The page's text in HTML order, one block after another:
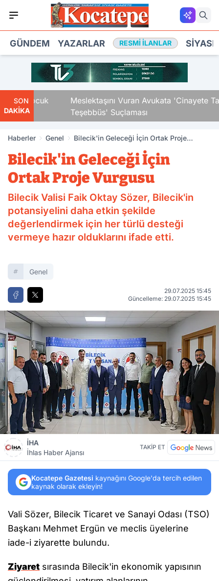
GÜNDEM YAZARLAR RESMI İLANLAR
SON
DAKİKA
Çocuk
Meslektaşını Vuran Avukata 'Cinayete Tam
Teşebbüs' Suçlaması
Haberler Genel
Bilecik'in Geleceği İçin Ortak Proje
Bilecik'in Geleceği İçin
Ortak Proje Vurgusu
Bilecik Valisi Faik Oktay Sözer, Bilecik'in
potansiyelini daha etkin şekilde
değerlendirmek için her türlü desteği
vermeye hazır olduklarını ifade etti.
Genel
29.07.2025 15:45
Güncelleme: 29.07.2025 15:45
İHA
İhlas Haber Ajansı
TAKİP ET
Kocatepe Gazetesi kaynağını Google'da tercih edilen
kaynak olarak ekleyin!
Vali Sözer, Bilecik Ticaret ve Sanayi Odası (TSO)
Başkanı Mehmet Ergün ve meclis üyelerine
iade-i ziyarette bulundu.
Ziyaret sırasında Bilecik'in ekonomik yapısının